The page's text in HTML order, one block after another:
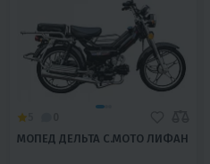
МОПЕД ДЕЛЬТА С.МОТО ЛИФАН